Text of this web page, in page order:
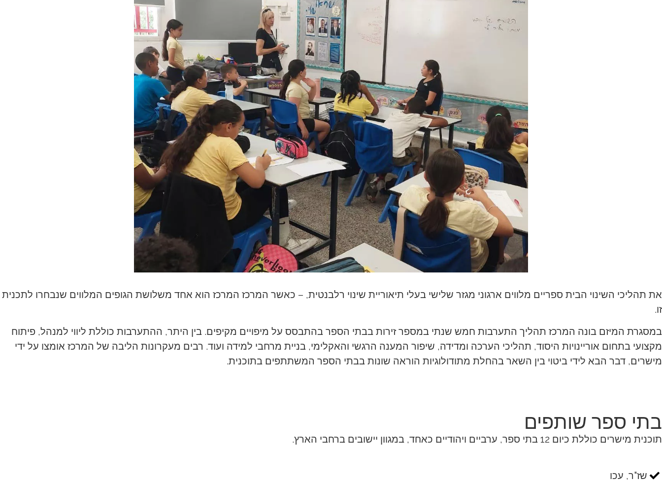
את תהליכי השינוי הבית ספריים מלווים ארגוני מגזר שלישי בעלי תיאוריית שינוי רלבנטית, – כאשר המרכז המרכז הוא אחד משלושת הגופים המלווים שנבחרו לתכנית
זו.
במסגרת המיזם בונה המרכז תהליך התערבות חמש שנתי במספר זירות בבתי הספר בהתבסס על מיפויים מקיפים. בין היתר, ההתערבות כוללת ליווי למנהל, פיתוח
מקצועי בתחום אוריינויות היסוד, תהליכי הערכה ומדידה, שיפור המענה הרגשי והאקלימי, בניית מרחבי למידה ועוד. רבים מעקרונות הליבה של המרכז אומצו על ידי
מישרים, דבר הבא לידי ביטוי בין השאר בהחלת מתודולוגיות הוראה שונות בבתי הספר המשתתפים בתוכנית.
בתי ספר שותפים
תוכנית מישרים כוללת כיום 12 בתי ספר, ערביים ויהודיים כאחד, במגוון יישובים ברחבי הארץ.
שז"ר, עכו